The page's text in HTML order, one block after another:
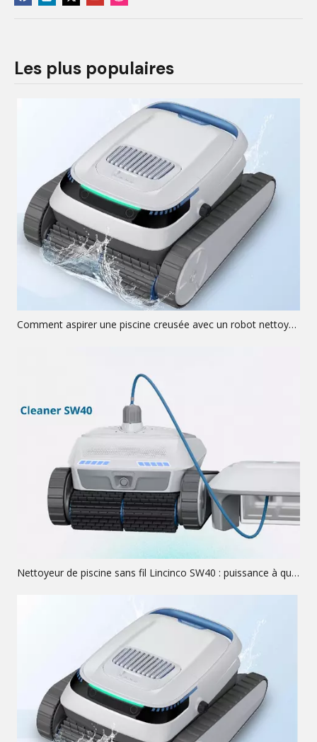
Les plus populaires
Comment aspirer une piscine creusée avec un robot nettoyeur ?
Nettoyeur de piscine sans fil Lincinco SW40 : puissance à quatre moteurs, autonomie de 10 400 mAh et couverture complète de la surface